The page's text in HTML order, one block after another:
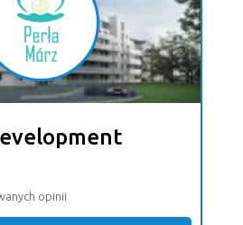
opinii